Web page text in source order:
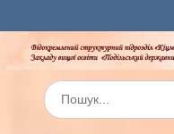
до
вмісту
Шукати: